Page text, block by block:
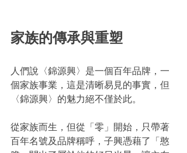
家族的傳承與重塑
人們說〈錦源興〉是一個百年品牌，一
個家族事業，這是清晰易見的事實，但
〈錦源興〉的魅力絕不僅於此。
從家族而生，但從「零」開始，只帶著
百年名號及品牌稱呼，子興憑藉了「憨